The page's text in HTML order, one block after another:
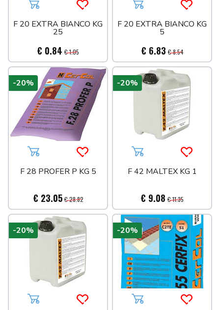
Aggiungi al carrelloAcquista più tardi
F 20 EXTRA BIANCO KG
25
€ 0.84 € 1.05
Aggiungi al carrello
F 20 EXTRA BIANCO KG
5
€ 6.83 € 8.54
Aggiungi al carrelloAcquista più tardi
F 28 PROFER P KG 5
€ 23.05 € 28.82
-20%
Aggiungi al carrello
F 42 MALTEX KG 1
€ 9.08 € 11.35
-20%
Aggiungi al carrelloAcquista più tardi
-20%
Aggiungi al carrello
-20%